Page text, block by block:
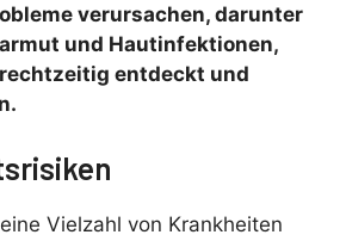
verursachen, darunter
und Hautinfektionen,
entdeckt und
Vielzahl von Krankheiten